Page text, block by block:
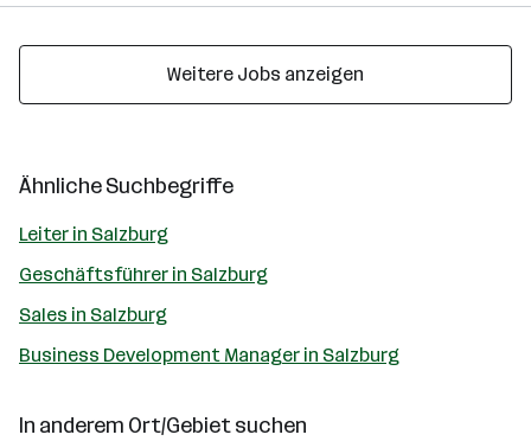
Weitere Jobs anzeigen
Ähnliche Suchbegriffe
Leiter in Salzburg
Geschäftsführer in Salzburg
Sales in Salzburg
Business Development Manager in Salzburg
In anderem Ort/Gebiet suchen